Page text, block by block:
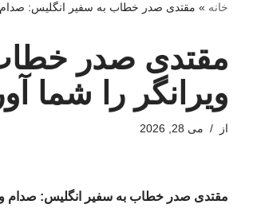
خانه » مقتدی صدر خطاب به سفیر انگلیس: صدام
مقتدی صدر
ویرانگر را شما
از می 28, 2026
مقتدی صدر خطاب به سفیر انگلیس: صدام